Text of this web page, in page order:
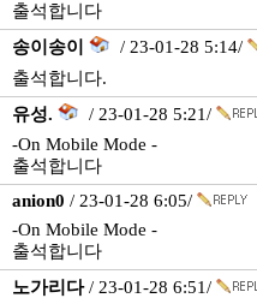
출석합니다
송이송이
/ 23-01-28 5:14/
출석합니다.
유성.
/ 23-01-28 5:21/
-On Mobile Mode -
출석합니다
anion0 / 23-01-28 6:05/
-On Mobile Mode -
출석합니다
노가리다/ 23-01-28 6:51/